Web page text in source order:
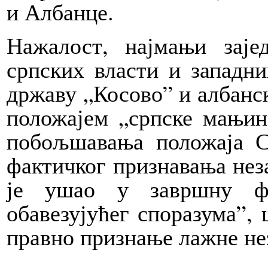
и Албанце.
Нажалост, најмањи
српских власти и
државу „Косово” и
положајем „српске
побољшавања положаја
фактичког признавања
је ушао у завршну
обавезујућег
правно признање лажне